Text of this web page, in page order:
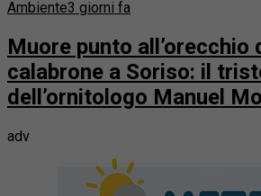
Ambiente3 giorni fa
Muore punto all’orecchio
calabrone a Soriso: il
dell’ornitologo Manuel
adv